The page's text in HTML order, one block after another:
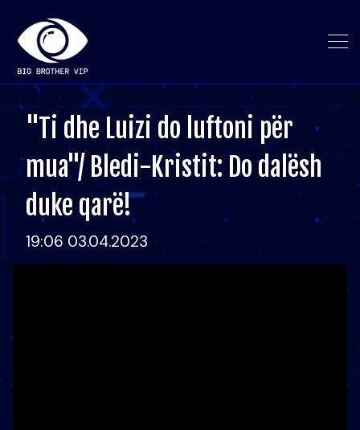
"Ti dhe Luizi do luftoni për
mua"/ Bledi-Kristit: Do dalësh
duke qarë!
19:06 03.04.2023